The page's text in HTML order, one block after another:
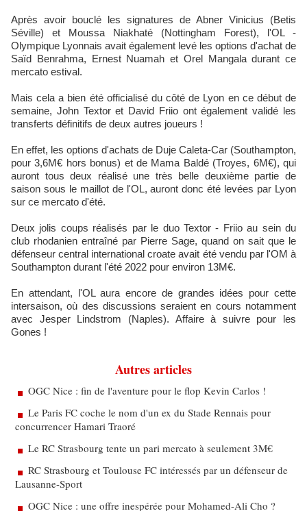
Après avoir bouclé les signatures de Abner Vinicius (Betis
Séville) et Moussa Niakhaté (Nottingham Forest), l'OL -
Olympique Lyonnais avait également levé les options d'achat de
Saïd Benrahma, Ernest Nuamah et Orel Mangala durant ce
mercato estival.
Mais cela a bien été officialisé du côté de Lyon en ce début de
semaine, John Textor et David Friio ont également validé les
transferts définitifs de deux autres joueurs !
En effet, les options d'achats de Duje Caleta-Car (Southampton,
pour 3,6M€ hors bonus) et de Mama Baldé (Troyes, 6M€), qui
auront tous deux réalisé une très belle deuxième partie de
saison sous le maillot de l'OL, auront donc été levées par Lyon
sur ce mercato d'été.
Deux jolis coups réalisés par le duo Textor - Friio au sein du
club rhodanien entraîné par Pierre Sage, quand on sait que le
défenseur central international croate avait été vendu par l'OM à
Southampton durant l'été 2022 pour environ 13M€.
En attendant, l'OL aura encore de grandes idées pour cette
intersaison, où des discussions seraient en cours notamment
avec Jesper Lindstrom (Naples). Affaire à suivre pour les
Gones !
Autres articles
OGC Nice : fin de l'aventure pour le flop Kevin Carlos !
Le Paris FC coche le nom d'un ex du Stade Rennais pour
concurrencer Hamari Traoré
Le RC Strasbourg tente un pari mercato à seulement 3M€
RC Strasbourg et Toulouse FC intéressés par un défenseur de
Lausanne-Sport
OGC Nice : une offre inespérée pour Mohamed-Ali Cho ?